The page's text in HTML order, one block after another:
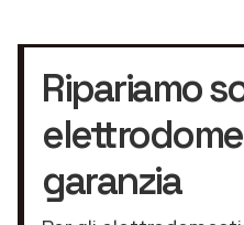
Ripariamo
garanzia